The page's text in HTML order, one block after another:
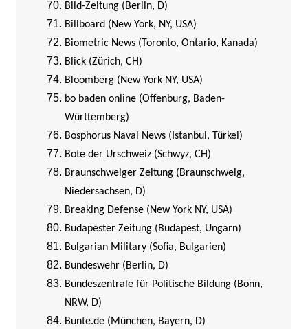
Bild-Zeitung (Berlin, D)
Billboard (New York, NY, USA)
Biometric News (Toronto, Ontario, Kanada)
Blick (Zürich, CH)
Bloomberg (New York NY, USA)
bo baden online (Offenburg, Baden-
Württemberg)
Bosphorus Naval News (Istanbul, Türkei)
Bote der Urschweiz (Schwyz, CH)
Braunschweiger Zeitung (Braunschweig,
Niedersachsen, D)
Breaking Defense (New York NY, USA)
Budapester Zeitung (Budapest, Ungarn)
Bulgarian Military (Sofia, Bulgarien)
Bundeswehr (Berlin, D)
Bundeszentrale für Politische Bildung (Bonn,
NRW, D)
Bunte.de (München, Bayern, D)